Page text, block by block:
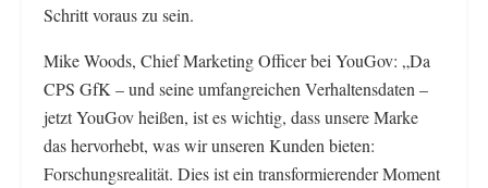
Schritt voraus zu sein.
Mike Woods, Chief Marketing Officer bei YouGov: „Da
CPS GfK – und seine umfangreichen Verhaltensdaten –
jetzt YouGov heißen, ist es wichtig, dass unsere Marke
das hervorhebt, was wir unseren Kunden bieten:
Forschungsrealität. Dies ist ein transformierender Moment